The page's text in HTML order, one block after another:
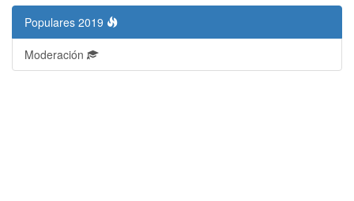
Populares 2019
Moderación